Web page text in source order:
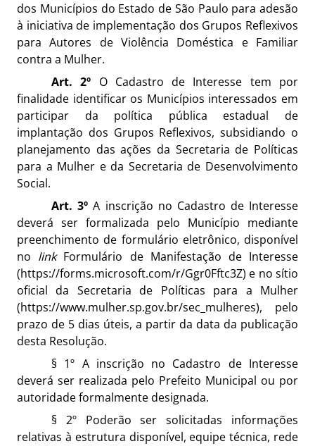
dos Municípios do Estado de São Paulo para adesão
à iniciativa de implementação dos Grupos Reflexivos
para Autores de Violência Doméstica e Familiar
contra a Mulher.
Art. 2º O Cadastro de Interesse tem por
finalidade identificar os Municípios interessados em
participar da política pública estadual de
implantação dos Grupos Reflexivos, subsidiando o
planejamento das ações da Secretaria de Políticas
para a Mulher e da Secretaria de Desenvolvimento
Social.
Art. 3º A inscrição no Cadastro de Interesse
deverá ser formalizada pelo Município mediante
preenchimento de formulário eletrônico, disponível
no link Formulário de Manifestação de Interesse
(https://forms.microsoft.com/r/Ggr0Fftc3Z) e no sítio
oficial da Secretaria de Políticas para a Mulher
(https://www.mulher.sp.gov.br/sec_mulheres), pelo
prazo de 5 dias úteis, a partir da data da publicação
desta Resolução.
§ 1º A inscrição no Cadastro de Interesse
deverá ser realizada pelo Prefeito Municipal ou por
autoridade formalmente designada.
§ 2º Poderão ser solicitadas informações
relativas à estrutura disponível, equipe técnica, rede